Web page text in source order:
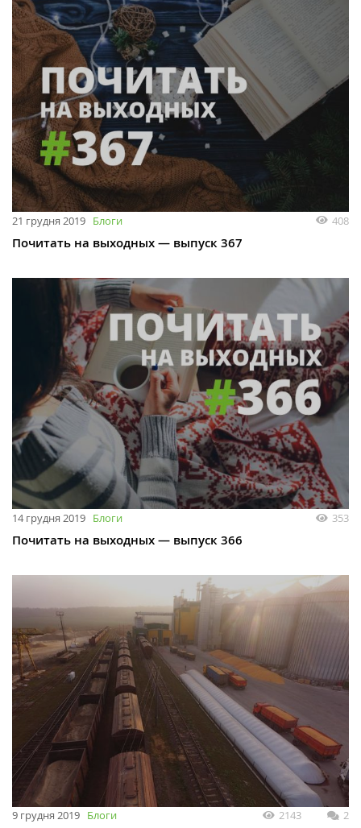
21 грудня 2019 Блоги 408
Почитать на выходных — выпуск 367
14 грудня 2019 Блоги 353
Почитать на выходных — выпуск 366
9 грудня 2019 Блоги 2143 2